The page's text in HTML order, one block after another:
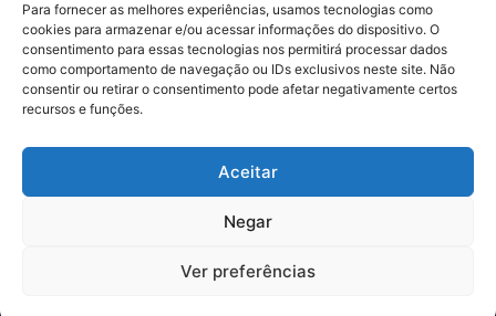
Para fornecer as melhores experiências, usamos tecnologias como
cookies para armazenar e/ou acessar informações do dispositivo. O
consentimento para essas tecnologias nos permitirá processar dados
como comportamento de navegação ou IDs exclusivos neste site. Não
consentir ou retirar o consentimento pode afetar negativamente certos
recursos e funções.
Aceitar
Negar
Ver preferências
Universidade Federal do Rio de
Janeiro, Rio de Janeiro - RJ
Entre em contato
Todos os direitos reservados | DSB – Desafio Solar Brasil 2023 |